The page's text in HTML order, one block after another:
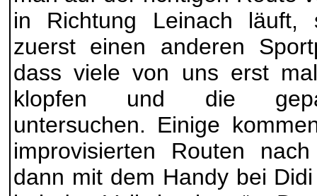
in Richtung Leinach
zuerst einen anderen
dass viele von uns erst
klopfen und die
untersuchen. Einige
improvisierten Routen
dann mit dem Handy bei